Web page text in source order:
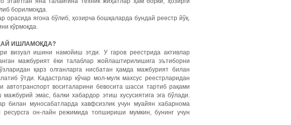
борилмоқда.
орасида ягона бўлиб, ҳозирча бошқаларда бундай реестр йўқ.
кўрмоқда.
ИШЛАМОҚДА?
визуал ишини намойиш этди. У гаров реестрида активлар
мажбурият ёки талаблар жойлаштирилишига эътиборни
қарз олганларга нисбатан ҳамда мажбурият билан
ўтди. Кадастрлар кўчар мол-мулк махсус реестрларидан
воситаларини бевосита шасси тартиб рақами
эмас, балки хабардор этиш хусусиятига эга бўлади.
билан муносабатларда хавфсизлик учун муай­ян хабарнома
он-лайн режимида топшириши мумкин, бунинг учун